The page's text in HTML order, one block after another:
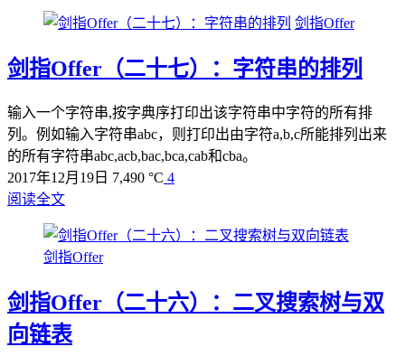
剑指Offer
剑指Offer（二十七）：字符串的排列
输入一个字符串,按字典序打印出该字符串中字符的所有排
列。例如输入字符串abc，则打印出由字符a,b,c所能排列出来
的所有字符串abc,acb,bac,bca,cab和cba。
2017年12月19日 7,490 °C 4
阅读全文
剑指Offer
剑指Offer（二十六）：二叉搜索树与双
向链表